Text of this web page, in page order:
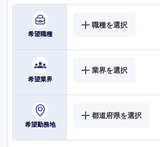
希望職種
職種を選択
希望業界
業界を選択
希望勤務地
都道府県を選択
九州・沖縄